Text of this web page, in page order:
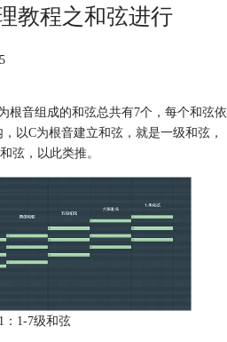
教程之和弦进行
根音组成的和弦总共有7个，每个和弦依
以C为根音建立和弦，就是一级和弦，
弦，以此类推。
：1-7级和弦